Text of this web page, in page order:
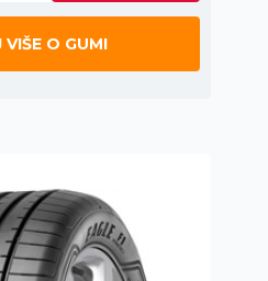
VIŠE O GUMI